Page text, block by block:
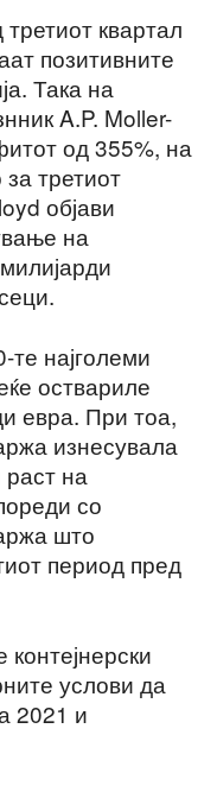
квартал
позитивните
Така на
A.P. Moller-
од 355%, на
третиот
објави
на
најголеми
оствариле
евра. При тоа,
изнесувала
на
со
што
период пред
услови да
2021 и